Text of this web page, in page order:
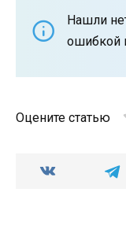
Нашли
ошибкой
Оцените статью